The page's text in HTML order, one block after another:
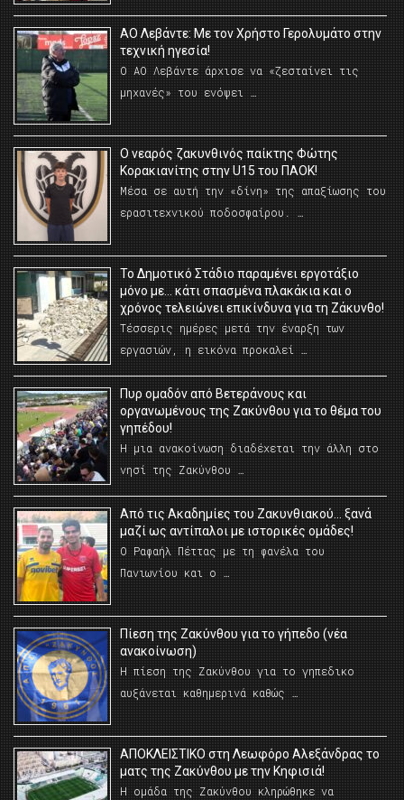
ΑΟ Λεβάντε: Με τον Χρήστο Γερολυμάτο στην
τεχνική ηγεσία!
Ο ΑΟ Λεβάντε άρχισε να «ζεσταίνει τις
μηχανές» του ενόψει …
O νεαρός ζακυνθινός παίκτης Φώτης
Κορακιανίτης στην U15 του ΠΑΟΚ!
Μέσα σε αυτή την «δίνη» της απαξίωσης του
ερασιτεχνικού ποδοσφαίρου. …
Το Δημοτικό Στάδιο παραμένει εργοτάξιο
μόνο με… κάτι σπασμένα πλακάκια και ο
χρόνος τελειώνει επικίνδυνα για τη Ζάκυνθο!
Τέσσερις ημέρες μετά την έναρξη των
εργασιών, η εικόνα προκαλεί …
Πυρ ομαδόν από Βετεράνους και
οργανωμένους της Ζακύνθου για το θέμα του
γηπέδου!
Η μια ανακοίνωση διαδέχεται την άλλη στο
νησί της Ζακύνθου …
Από τις Ακαδημίες του Ζακυνθιακού… ξανά
μαζί ως αντίπαλοι με ιστορικές ομάδες!
Ο Ραφαήλ Πέττας με τη φανέλα του
Πανιωνίου και ο …
Πίεση της Ζακύνθου για το γήπεδο (νέα
ανακοίνωση)
Η πίεση της Ζακύνθου για το γηπεδικο
αυξάνεται καθημερινά καθώς …
AΠΟΚΛΕΙΣΤΙΚΟ στη Λεωφόρο Αλεξάνδρας το
ματς της Ζακύνθου με την Κηφισιά!
Η ομάδα της Ζακύνθου κληρώθηκε να